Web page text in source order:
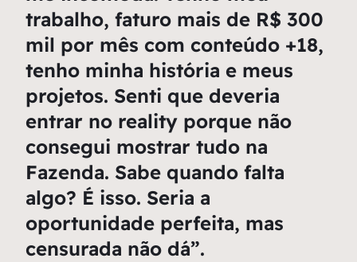
trabalho, faturo mais de R$ 300
mil por mês com conteúdo +18,
tenho minha história e meus
projetos. Senti que deveria
entrar no reality porque não
consegui mostrar tudo na
Fazenda. Sabe quando falta
algo? É isso. Seria a
oportunidade perfeita, mas
censurada não dá”.